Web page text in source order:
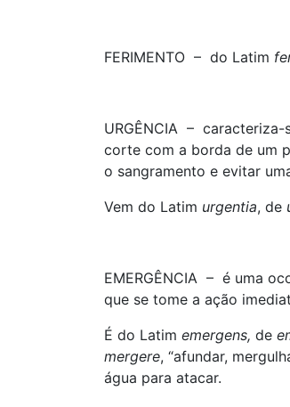
FERIMENTO – do Latim
URGÊNCIA – caracteriza-
corte com a borda de um
o sangramento e evitar
Vem do Latim urgentia, de
EMERGÊNCIA – é uma
que se tome a ação
É do Latim emergens, de
mergere, “afundar,
água para atacar.